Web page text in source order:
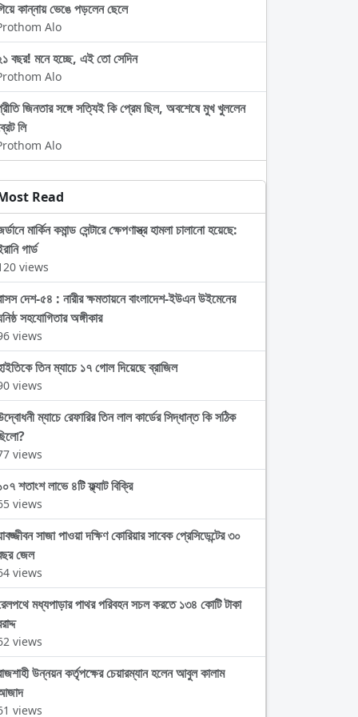
কান্নায় ভেঙে পড়লেন ছেলে
Alo
বছর! মনে হচ্ছে, এই তো সেদিন
Alo
জিনতার সঙ্গে সত্যিই কি প্রেম ছিল, অবশেষে মুখ খুললেন
লি
Alo
Read
মার্কিন কমান্ড সেন্টারে ক্ষেপণাস্ত্র হামলা চালানো হয়েছে:
গার্ড
views
দেশ-৫৪ : নারীর ক্ষমতায়নে বাংলাদেশ-ইউএন উইমেনের
সহযোগিতার অঙ্গীকার
views
তিন ম্যাচে ১৭ গোল দিয়েছে ব্রাজিল
views
ম্যাচে রেফারির তিন লাল কার্ডের সিদ্ধান্ত কি সঠিক
views
শতাংশ লাভে ৪টি ফ্ল্যাট বিক্রি
views
সাজা পাওয়া দক্ষিণ কোরিয়ার সাবেক প্রেসিডেন্টের ৩০
জেল
views
মধ্যপাড়ার পাথর পরিবহন সচল করতে ১৩৪ কোটি টাকা
views
উন্নয়ন কর্তৃপক্ষের চেয়ারম্যান হলেন আবুল কালাম
views